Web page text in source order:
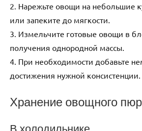
2. Нарежьте овощи на небольшие
или запеките до мягкости.
3. Измельчите готовые овощи в
получения однородной массы.
4. При необходимости добавьте
достижения нужной консистенции.
Хранение овощного